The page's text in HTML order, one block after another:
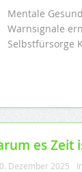
Mentale
Warnsignale
Selbstfürsorge
es Zeit
Dezember 2025